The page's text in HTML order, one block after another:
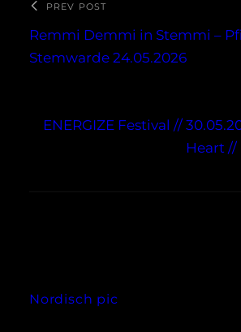
PREV POST
Remmi Demmi in Stemmi –
Stemwarde 24.05.2026
ENERGIZE Festival //
Heart //
Nordisch pic